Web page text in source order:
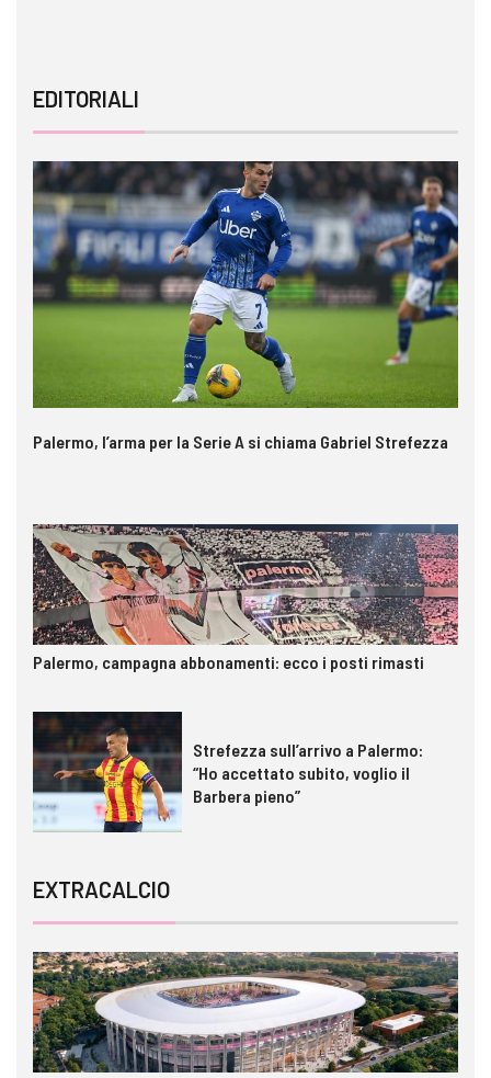
EDITORIALI
Palermo, l’arma per la Serie A si chiama Gabriel Strefezza
Palermo, campagna abbonamenti: ecco i posti rimasti
Strefezza sull’arrivo a Palermo:
“Ho accettato subito, voglio il
Barbera pieno”
EXTRACALCIO